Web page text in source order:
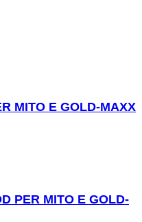
MITO E GOLD-MAXX
PER MITO E GOLD-